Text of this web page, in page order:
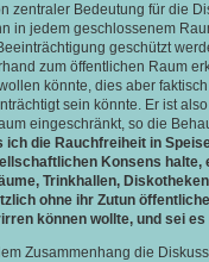
zentraler Bedeutung für die
in jedem geschlossenem
geschützt
zum öffentlichen Raum
könnte, dies aber
sein könnte. Er ist
eingeschränkt, so die
ich die Rauchfreiheit in
Konsens halte,
Trinkhallen,
ohne ihr Zutun
können wollte, und sei
Zusammenhang die